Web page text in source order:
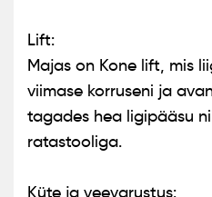
Lift:
Majas on Kone lift, mis
viimase korruseni ja
tagades hea ligipääsu
ratastooliga.
Küte ja veevarustus: